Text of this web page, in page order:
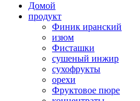
Домой
продукт
Финик иранский
изюм
Фисташки
сушеный инжир
сухофрукты
орехи
Фруктовое пюре